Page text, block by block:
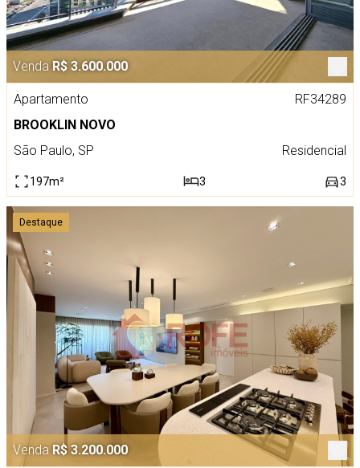
Venda R$ 3.600.000
Apartamento
RF34289
BROOKLIN NOVO
São Paulo, SP
Residencial
197m² 3 3
Destaque
Venda R$ 3.200.000